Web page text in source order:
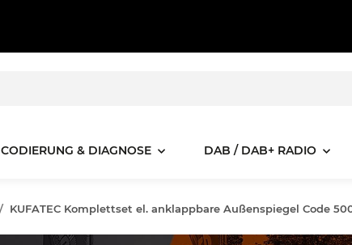
CODIERUNG & DIAGNOSE DAB / DAB+ RADIO
KUFATEC Komplettset el. anklappbare Außenspiegel Code